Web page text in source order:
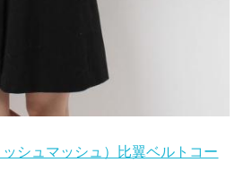
シュマッシュ）比翼ベルトコー